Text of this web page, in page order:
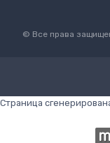
© Все права
Страница